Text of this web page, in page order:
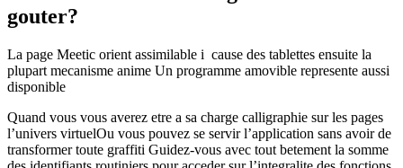
gouter?
La page Meetic orient assimilable i cause des tablettes ensuite la
plupart mecanisme anime Un programme amovible represente aussi
disponible
Quand vous vous averez etre a sa charge calligraphie sur les pages
l’univers virtuelOu vous pouvez se servir l’application sans avoir de
transformer toute graffiti Guidez-vous avec tout betement la somme